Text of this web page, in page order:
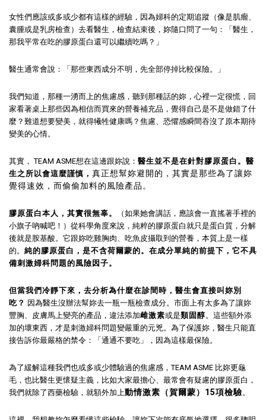
女性們應該或多或少都有這樣的經驗，因為婦科的定期追蹤（像是肌瘤、
囊腫或是乳房檢查）去看醫生，檢查結束後，妳隨口問了一句：「醫生，
那我平常在吃的膠原蛋白還可以繼續吃嗎？」
醫生通常會說：「那些東西成分不明，先全部停掉比較保險。」
我們知道，那種一湧而上的焦慮感，聽到那種話的妳，心裡一定很慌，回
家看著桌上那些因為相信而買來的營養補充品，覺得自己是不是做錯了什
麼？難道想要變美，就得犧牲健康嗎？焦慮、恐懼感瞬間吞沒了原本期待
變美的心情。
其實， TEAM ASME想在這邊跟妳說： 醫生並不是在針對膠原蛋白。 醫
生之所以會這麼謹慎， 真正想幫妳避開的，其實是那些為了讓妳
覺得速效，而偷偷加料的風險產品。
膠原蛋白本人，其實很無辜。
（如果她會講話，應該會一直搖著手裡的
小旗子吶喊吧！）從科學角度來說，純粹的膠原蛋白就只是蛋白質，分解
後就是胺基酸。它跟妳吃雞胸肉、吃魚皮攝取到的營養，本質上是一樣
的。 純的膠原蛋白，是不含荷爾蒙的。在成分單純的前提下，它不具
備刺激婦科問題的風險因子。
但當我們冷靜下來，去分析為什麼在診間時，醫生會直接叫妳別
吃？ 因為醫生沒辦法幫妳去一瓶一瓶檢查成分。市面上有太多為了讓妳
豐胸、皮膚馬上變亮的產品，違法添加雌激素或是類固醇。這些額外添
加的壞東西，才是刺激婦科問題變嚴重的元兇。為了保護妳，醫生只能直
接告訴你最嚴格的禁令：「通通不要吃」，因為這樣最保險。
為了緩解這種我們也或多或少體驗過的焦慮感，TEAM ASME 比妳更龜
毛，也比醫生更懷疑主義，比如大家最擔心、最常會有疑慮的膠原蛋白，
我們就除了西藥檢驗，就額外加上動情激素（賀爾蒙）15項檢驗。